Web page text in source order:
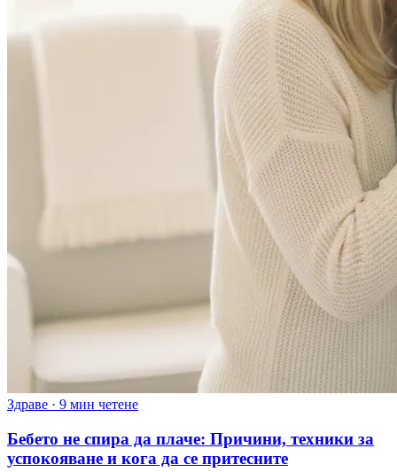
Здраве · 9 мин четене
Бебето не спира да плаче: Причини, техники за
успокояване и кога да се притесните